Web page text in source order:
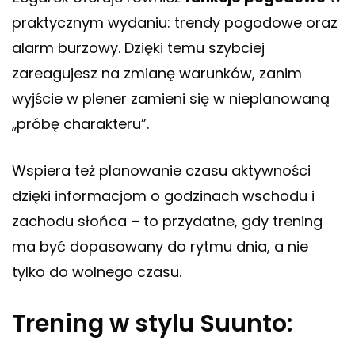
praktycznym wydaniu: trendy pogodowe oraz
alarm burzowy. Dzięki temu szybciej
zareagujesz na zmianę warunków, zanim
wyjście w plener zamieni się w nieplanowaną
„próbę charakteru”.
Wspiera też planowanie czasu aktywności
dzięki informacjom o godzinach wschodu i
zachodu słońca – to przydatne, gdy trening
ma być dopasowany do rytmu dnia, a nie
tylko do wolnego czasu.
Trening w stylu Suunto: